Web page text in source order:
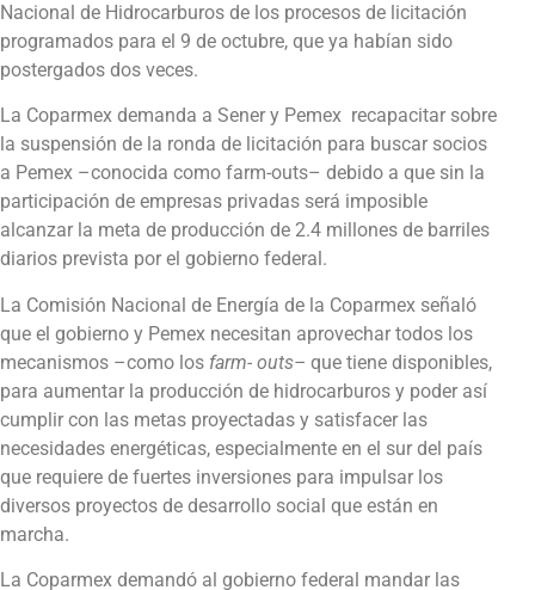
Nacional de Hidrocarburos de los procesos de licitación
programados para el 9 de octubre, que ya habían sido
postergados dos veces.
La Coparmex demanda a Sener y Pemex recapacitar sobre
la suspensión de la ronda de licitación para buscar socios
a Pemex –conocida como farm-outs– debido a que sin la
participación de empresas privadas será imposible
alcanzar la meta de producción de 2.4 millones de barriles
diarios prevista por el gobierno federal.
La Comisión Nacional de Energía de la Coparmex señaló
que el gobierno y Pemex necesitan aprovechar todos los
mecanismos –como los farm- outs– que tiene disponibles,
para aumentar la producción de hidrocarburos y poder así
cumplir con las metas proyectadas y satisfacer las
necesidades energéticas, especialmente en el sur del país
que requiere de fuertes inversiones para impulsar los
diversos proyectos de desarrollo social que están en
marcha.
La Coparmex demandó al gobierno federal mandar las